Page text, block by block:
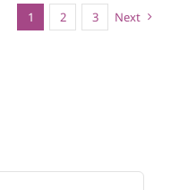
1 2 3 Next